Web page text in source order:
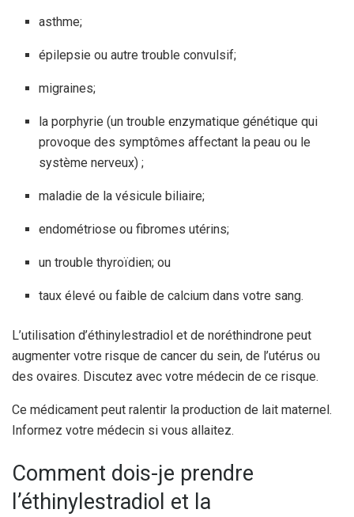
asthme;
épilepsie ou autre trouble convulsif;
migraines;
la porphyrie (un trouble enzymatique génétique qui
provoque des symptômes affectant la peau ou le
système nerveux) ;
maladie de la vésicule biliaire;
endométriose ou fibromes utérins;
un trouble thyroïdien; ou
taux élevé ou faible de calcium dans votre sang.
L’utilisation d’éthinylestradiol et de noréthindrone peut
augmenter votre risque de cancer du sein, de l’utérus ou
des ovaires. Discutez avec votre médecin de ce risque.
Ce médicament peut ralentir la production de lait maternel.
Informez votre médecin si vous allaitez.
Comment dois-je prendre
l’éthinylestradiol et la